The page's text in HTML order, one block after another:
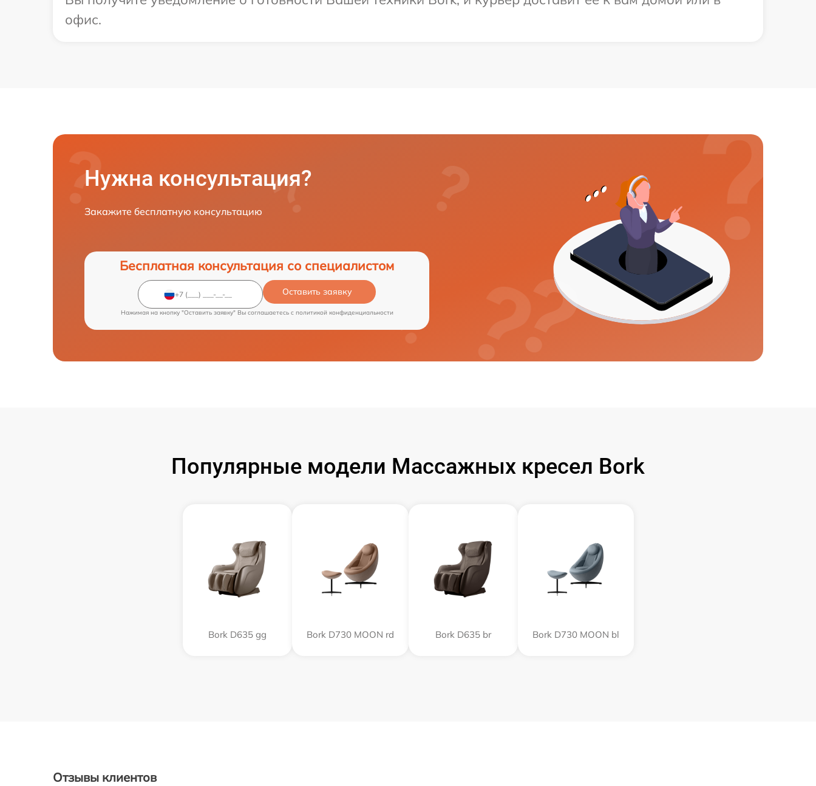
офис.
Нужна консультация?
Закажите бесплатную консультацию
Бесплатная консультация со специалистом
Оставить заявку
Нажимая на кнопку "Оставить заявку" Вы соглашаетесь c политикой конфиденциальности
Популярные модели Массажных кресел Bork
Bork D635 gg Bork D730 MOON rd Bork D635 br Bork D730 MOON bl
Отзывы клиентов